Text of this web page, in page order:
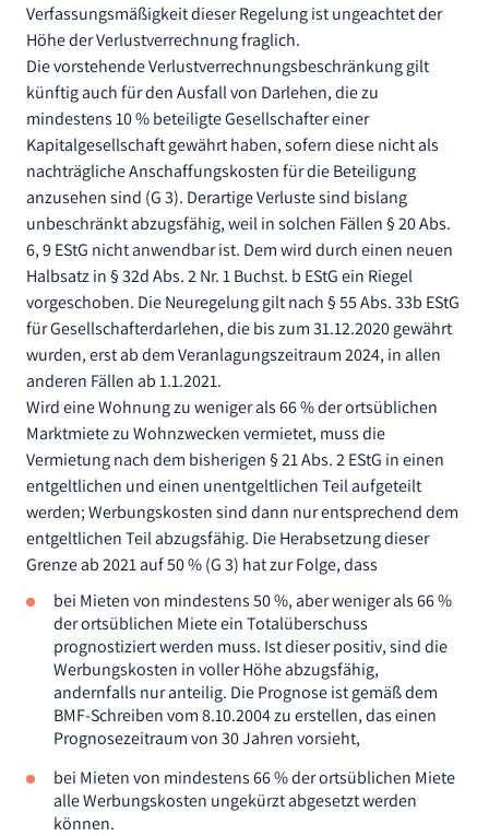
Verfassungsmäßigkeit dieser Regelung ist ungeachtet der
Höhe der Verlustverrechnung fraglich.
Die vorstehende Verlustverrechnungsbeschränkung gilt
künftig auch für den Ausfall von Darlehen, die zu
mindestens 10 % beteiligte Gesellschafter einer
Kapitalgesellschaft gewährt haben, sofern diese nicht als
nachträgliche Anschaffungskosten für die Beteiligung
anzusehen sind (G 3). Derartige Verluste sind bislang
unbeschränkt abzugsfähig, weil in solchen Fällen § 20 Abs.
6, 9 EStG nicht anwendbar ist. Dem wird durch einen neuen
Halbsatz in § 32d Abs. 2 Nr. 1 Buchst. b EStG ein Riegel
vorgeschoben. Die Neuregelung gilt nach § 55 Abs. 33b EStG
für Gesellschafterdarlehen, die bis zum 31.12.2020 gewährt
wurden, erst ab dem Veranlagungszeitraum 2024, in allen
anderen Fällen ab 1.1.2021.
Wird eine Wohnung zu weniger als 66 % der ortsüblichen
Marktmiete zu Wohnzwecken vermietet, muss die
Vermietung nach dem bisherigen § 21 Abs. 2 EStG in einen
entgeltlichen und einen unentgeltlichen Teil aufgeteilt
werden; Werbungskosten sind dann nur entsprechend dem
entgeltlichen Teil abzugsfähig. Die Herabsetzung dieser
Grenze ab 2021 auf 50 % (G 3) hat zur Folge, dass
bei Mieten von mindestens 50 %, aber weniger als 66 %
der ortsüblichen Miete ein Totalüberschuss
prognostiziert werden muss. Ist dieser positiv, sind die
Werbungskosten in voller Höhe abzugsfähig,
andernfalls nur anteilig. Die Prognose ist gemäß dem
BMF-Schreiben vom 8.10.2004 zu erstellen, das einen
Prognosezeitraum von 30 Jahren vorsieht,
bei Mieten von mindestens 66 % der ortsüblichen Miete
alle Werbungskosten ungekürzt abgesetzt werden
können.